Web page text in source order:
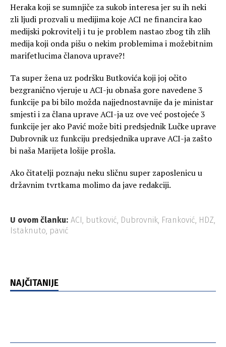
Heraka koji se sumnjiče za sukob interesa jer su ih neki
zli ljudi prozvali u medijima koje ACI ne financira kao
medijski pokrovitelj i tu je problem nastao zbog tih zlih
medija koji onda pišu o nekim problemima i možebitnim
marifetlucima članova uprave?!
Ta super žena uz podršku Butkovića koji joj očito
bezgranično vjeruje u ACI-ju obnaša gore navedene 3
funkcije pa bi bilo možda najjednostavnije da je ministar
smjesti i za člana uprave ACI-ja uz ove već postojeće 3
funkcije jer ako Pavić može biti predsjednik Lučke uprave
Dubrovnik uz funkciju predsjednika uprave ACI-ja zašto
bi naša Marijeta lošije prošla.
Ako čitatelji poznaju neku sličnu super zaposlenicu u
državnim tvrtkama molimo da jave redakciji.
U ovom članku: ACI butković Dubrovnik Franković HDZ
Istaknuto pavić
NAJČITANIJE